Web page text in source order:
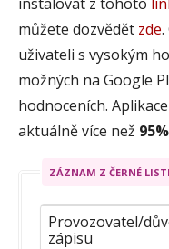
můžete dozvědět zde
uživateli s vysokým
možných na Google
hodnoceních.
aktuálně více než 95%
ZÁZNAM Z ČERNÉ
Provozovatel/
zápisu